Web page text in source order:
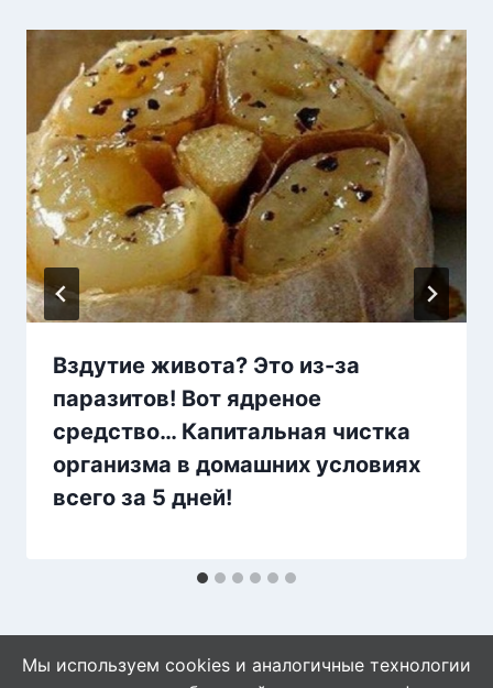
Вздутие живота? Это из-за
паразитов! Вот ядреное
средство… Капитальная чистка
организма в домашних условиях
всего за 5 дней!
Мы используем cookies и аналогичные технологии